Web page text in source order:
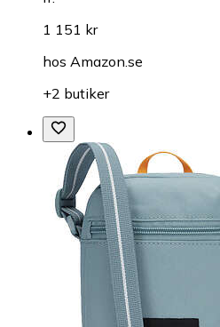
1 151 kr
hos Amazon.se
+2 butiker